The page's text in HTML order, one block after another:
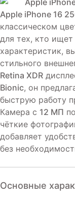
Apple iPhone 16
классическом
для тех, кто
характеристик,
стильного
Retina XDR
Bionic, он
быструю работу
Камера с 12 МП
чёткие
добавляет
без
Основные